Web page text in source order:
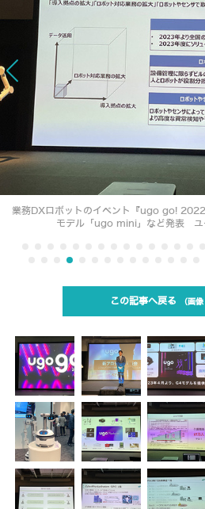
業務DXロボットのイベント『ugo go!
モデル「ugo mini」など発表 ユ
この記事へ戻る